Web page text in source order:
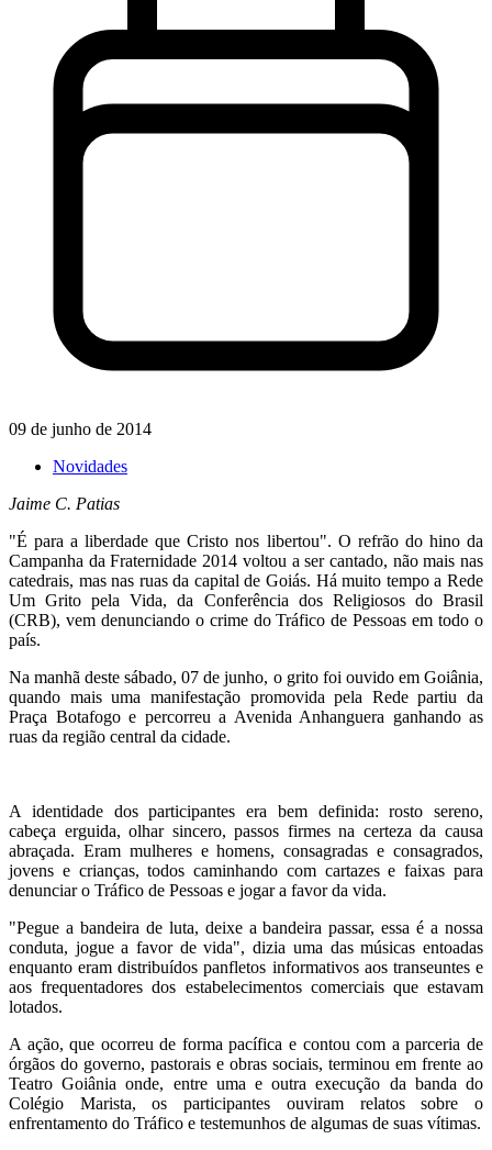
09 de junho de 2014
Novidades
Jaime C. Patias
"É para a liberdade que Cristo nos libertou". O refrão do hino da
Campanha da Fraternidade 2014 voltou a ser cantado, não mais nas
catedrais, mas nas ruas da capital de Goiás. Há muito tempo a Rede
Um Grito pela Vida, da Conferência dos Religiosos do Brasil
(CRB), vem denunciando o crime do Tráfico de Pessoas em todo o
país.
Na manhã deste sábado, 07 de junho, o grito foi ouvido em Goiânia,
quando mais uma manifestação promovida pela Rede partiu da
Praça Botafogo e percorreu a Avenida Anhanguera ganhando as
ruas da região central da cidade.
A identidade dos participantes era bem definida: rosto sereno,
cabeça erguida, olhar sincero, passos firmes na certeza da causa
abraçada. Eram mulheres e homens, consagradas e consagrados,
jovens e crianças, todos caminhando com cartazes e faixas para
denunciar o Tráfico de Pessoas e jogar a favor da vida.
"Pegue a bandeira de luta, deixe a bandeira passar, essa é a nossa
conduta, jogue a favor de vida", dizia uma das músicas entoadas
enquanto eram distribuídos panfletos informativos aos transeuntes e
aos frequentadores dos estabelecimentos comerciais que estavam
lotados.
A ação, que ocorreu de forma pacífica e contou com a parceria de
órgãos do governo, pastorais e obras sociais, terminou em frente ao
Teatro Goiânia onde, entre uma e outra execução da banda do
Colégio Marista, os participantes ouviram relatos sobre o
enfrentamento do Tráfico e testemunhos de algumas de suas vítimas.